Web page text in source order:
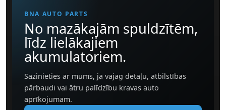
BNA AUTO PARTS
No mazākajām spuldzītēm,
līdz lielākajiem
akumulatoriem.
Sazinieties ar mums, ja vajag detaļu, atbilstības
pārbaudi vai ātru palīdzību kravas auto
aprīkojumam.